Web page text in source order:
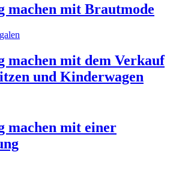
machen mit Brautmode
machen mit dem Verkauf
und Kinderwagen
machen mit einer